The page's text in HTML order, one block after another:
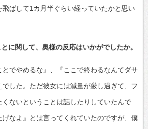
飛ばして1カ月半ぐらい経っていたかと思い
に関して、奥様の反応はいかがでしたか。
とでやめるな』、『ここで終わるなんてダサ
した。ただ彼女には減量が厳し過ぎて、フ
くないということは話したりしていたんで
なよ』とは言ってくれていたのですが、僕